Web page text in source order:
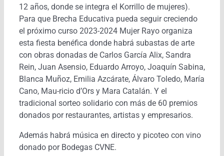
12 años, donde se integra el Korrillo de mujeres).
Para que Brecha Educativa pueda seguir creciendo
el próximo curso 2023-2024 Mujer Rayo organiza
esta fiesta benéfica donde habrá subastas de arte
con obras donadas de Carlos García Alix, Sandra
Rein, Juan Asensio, Eduardo Arroyo, Joaquín Sabina,
Blanca Muñoz, Emilia Azcárate, Álvaro Toledo, María
Cano, Mau-ricio d’Ors y Mara Catalán. Y el
tradicional sorteo solidario con más de 60 premios
donados por restaurantes, artistas y empresarios.
Además habrá música en directo y picoteo con vino
donado por Bodegas CVNE.